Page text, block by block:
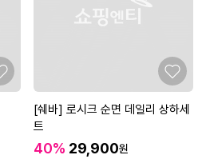
[쉐바] 로시크 순면 데일리 상하세
트
40% 29,900원